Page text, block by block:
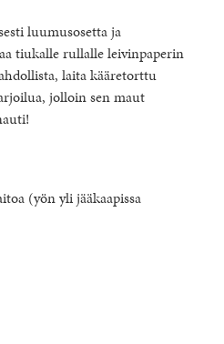
luumusosetta ja
tiukalle rullalle leivinpaperin
laita kääretorttu
jolloin sen maut
(yön yli jääkaapissa